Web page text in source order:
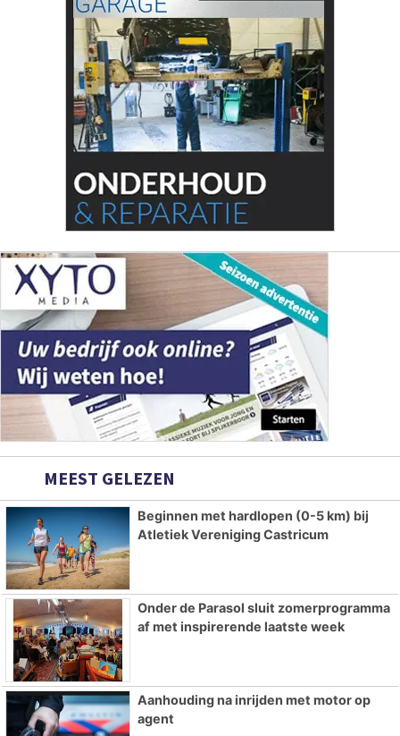
MEEST GELEZEN
Beginnen met hardlopen (0-5 km) bij
Atletiek Vereniging Castricum
Onder de Parasol sluit zomerprogramma
af met inspirerende laatste week
Aanhouding na inrijden met motor op
agent